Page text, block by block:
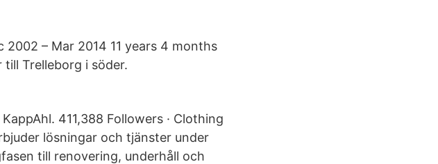
– Mar 2014 11 years 4 months
Trelleborg i söder.
411,388 Followers · Clothing
lösningar och tjänster under
till renovering, underhåll och